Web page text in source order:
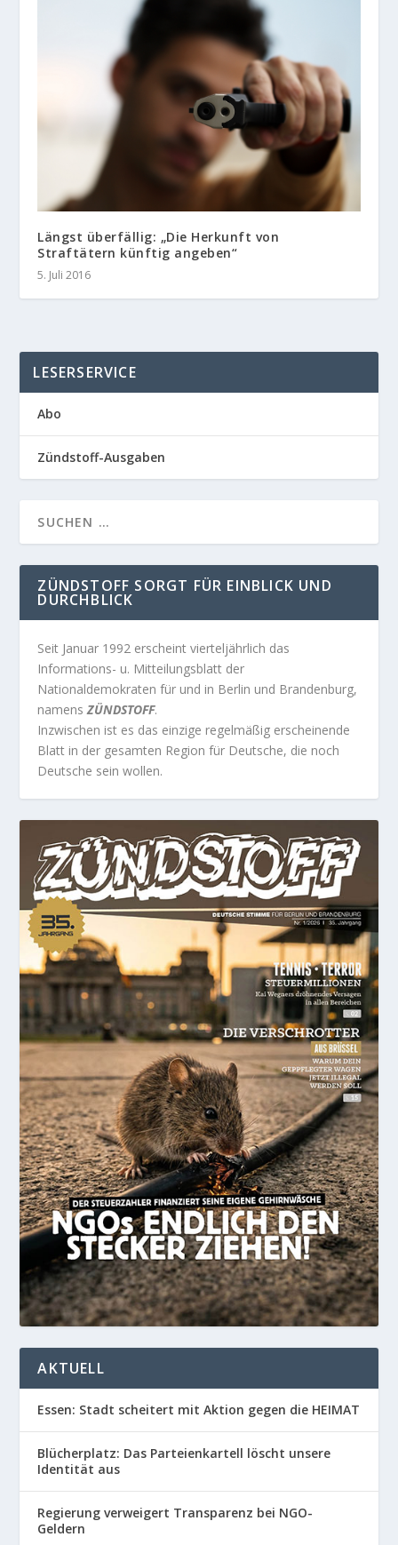
Längst überfällig: „Die Herkunft von
Straftätern künftig angeben“
5. Juli 2016
LESERSERVICE
Abo
Zündstoff-Ausgaben
ZÜNDSTOFF SORGT FÜR EINBLICK UND
DURCHBLICK
Seit Januar 1992 erscheint vierteljährlich das
Informations- u. Mitteilungsblatt der
Nationaldemokraten für und in Berlin und Brandenburg,
namensZÜNDSTOFF.
Inzwischen ist es das einzige regelmäßig erscheinende
Blatt in der gesamten Region für Deutsche, die noch
Deutsche sein wollen.
AKTUELL
Essen: Stadt scheitert mit Aktion gegen die HEIMAT
Blücherplatz: Das Parteienkartell löscht unsere
Identität aus
Regierung verweigert Transparenz bei NGO-
Geldern